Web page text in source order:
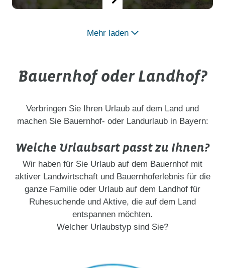
Hunde herzlich willkommen!
Mehr laden
Bauernhof oder Landhof?
Verbringen Sie Ihren Urlaub auf dem Land und
machen Sie Bauernhof- oder Landurlaub in Bayern:
Welche Urlaubsart passt zu Ihnen?
Wir haben für Sie Urlaub auf dem Bauernhof mit
aktiver Landwirtschaft und Bauernhoferlebnis für die
ganze Familie oder Urlaub auf dem Landhof für
Ruhesuchende und Aktive, die auf dem Land
entspannen möchten.
Welcher Urlaubstyp sind Sie?